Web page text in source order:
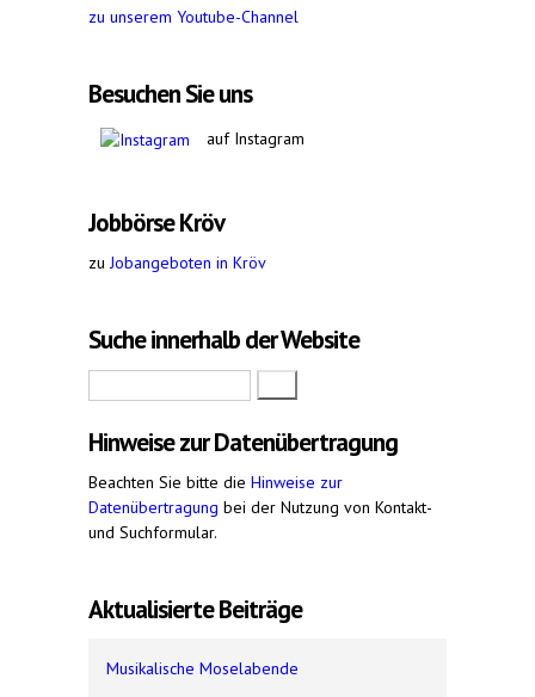
zu unserem Youtube-Channel
Besuchen Sie uns
auf Instagram
Jobbörse Kröv
zu Jobangeboten in Kröv
Suche innerhalb der Website
Suche
Hinweise zur Datenübertragung
Beachten Sie bitte die Hinweise zur
Datenübertragung bei der Nutzung von Kontakt-
und Suchformular.
Aktualisierte Beiträge
Musikalische Moselabende